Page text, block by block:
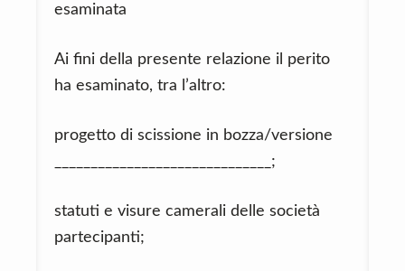
esaminata
Ai fini della presente relazione il perito
ha esaminato, tra l’altro:
progetto di scissione in bozza/versione
______________________________;
statuti e visure camerali delle società
partecipanti;